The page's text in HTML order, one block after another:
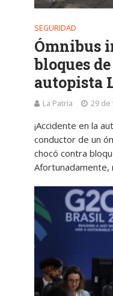
SEGURIDAD
Ómnibus
bloques
autopista
La Patria 29 de
¡Accidente en la
conductor de un
chocó contra
Afortunadamente,